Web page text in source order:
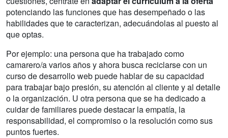
potenciando las funciones que has desempeñado o las
habilidades que te caracterizan, adecuándolas al puesto al
que optas.
Por ejemplo: una persona que ha trabajado como
camarero/a varios años y ahora busca reciclarse con un
curso de desarrollo web puede hablar de su capacidad
para trabajar bajo presión, su atención al cliente y al detalle
o la organización. U otra persona que se ha dedicado a
cuidar de familiares puede destacar la empatía, la
responsabilidad, el compromiso o la resolución como sus
puntos fuertes.